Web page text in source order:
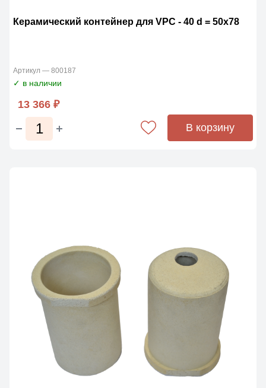
Керамический контейнер для VPC - 40 d = 50x78
Артикул — 800187
✓ в наличии
13 366 ₽
В корзину